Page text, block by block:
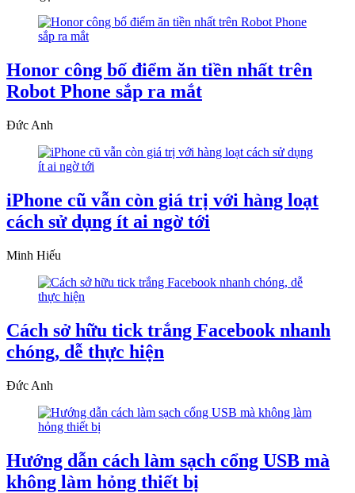
Honor công bố điểm ăn tiền nhất trên
Robot Phone sắp ra mắt
Đức Anh
iPhone cũ vẫn còn giá trị với hàng loạt
cách sử dụng ít ai ngờ tới
Minh Hiếu
Cách sở hữu tick trắng Facebook nhanh
chóng, dễ thực hiện
Đức Anh
Hướng dẫn cách làm sạch cổng USB mà
không làm hỏng thiết bị